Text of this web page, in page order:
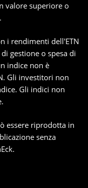
valore superiore o
i rendimenti dell'ETN
gestione o spesa di
indice non è
Gli investitori non
Gli indici non
essere riprodotta in
senza